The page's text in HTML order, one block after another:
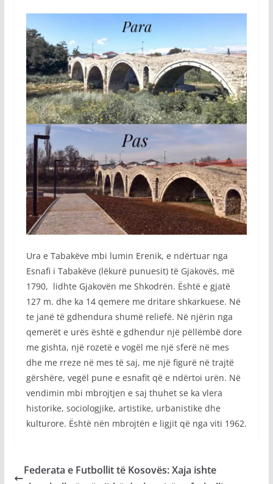
Ura e Tabakëve mbi lumin Erenik, e ndërtuar nga
Esnafi i Tabakëve (lëkurë punuesit) të Gjakovës, më
1790, lidhte Gjakovën me Shkodrën. Është e gjatë
127 m. dhe ka 14 qemere me dritare shkarkuese. Në
te janë të gdhendura shumë reliefë. Në njërin nga
qemerët e urës është e gdhendur një pëllëmbë dore
me gishta, një rozetë e vogël me një sferë në mes
dhe me rreze në mes të saj, me një figurë në trajtë
gërshëre, vegël pune e esnafit që e ndërtoi urën. Në
vendimin mbi mbrojtjen e saj thuhet se ka vlera
historike, sociologjike, artistike, urbanistike dhe
kulturore. Është nën mbrojtën e ligjit që nga viti 1962.
Federata e Futbollit të Kosovës: Xaja ishte